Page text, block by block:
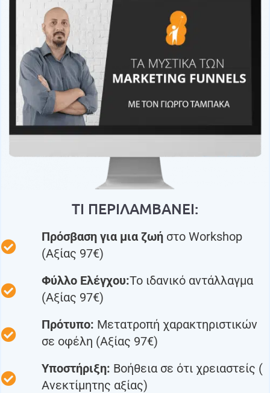
ΤΙ ΠΕΡΙΛΑΜΒΑΝΕΙ:
Πρόσβαση για μια ζωή στο Workshop
(Αξίας 97€)
Φύλλο Ελέγχου:Το ιδανικό αντάλλαγμα
(Αξίας 97€)
Πρότυπο: Μετατροπή χαρακτηριστικών
σε οφέλη (Αξίας 97€)
Υποστήριξη: Βοήθεια σε ότι χρειαστείς (
Ανεκτίμητης αξίας)